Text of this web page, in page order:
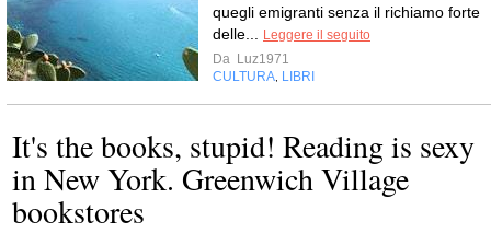
quegli emigranti senza il richiamo forte
delle...
Leggere il seguito
Da Luz1971
CULTURA LIBRI
It's the books, stupid! Reading is sexy
in New York. Greenwich Village
bookstores